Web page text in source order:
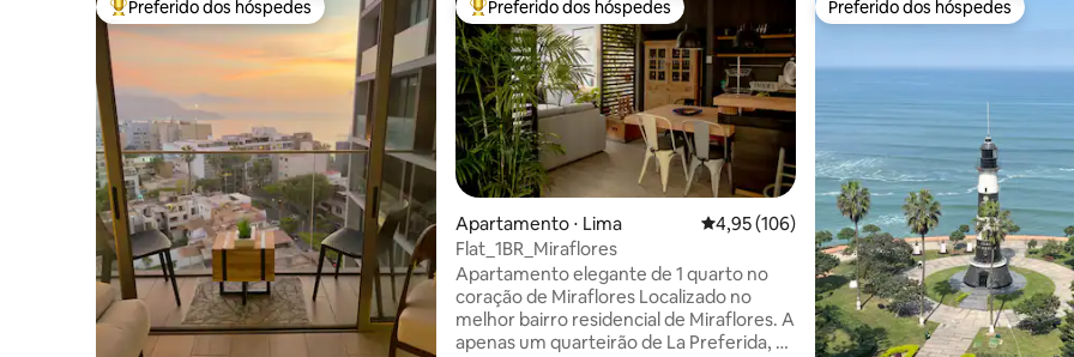
Entre os melhores preferidos dos hóspedes
Preferido dos hóspedes Entre os melhores preferidos dos hóspedes
Preferido dos hóspedes
Apartamento ⋅ Lima 4,95 de uma avaliação média de 5, 106
4,95 (106)
Flat_1BR_Miraflores
Apartamento elegante de 1 quarto no
coração de Miraflores Localizado no
melhor bairro residencial de Miraflores. A
apenas um quarteirão de La Preferida, o
Preferido dos hóspedes
Preferido dos hóspedes